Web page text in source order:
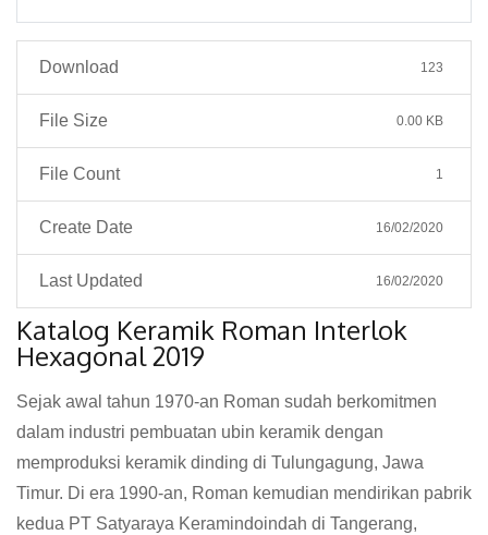
Download 123
File Size 0.00 KB
File Count 1
Create Date 16/02/2020
Last Updated 16/02/2020
Katalog Keramik Roman Interlok
Hexagonal 2019
Sejak awal tahun 1970-an Roman sudah berkomitmen
dalam industri pembuatan ubin keramik dengan
memproduksi keramik dinding di Tulungagung, Jawa
Timur. Di era 1990-an, Roman kemudian mendirikan pabrik
kedua PT Satyaraya Keramindoindah di Tangerang,